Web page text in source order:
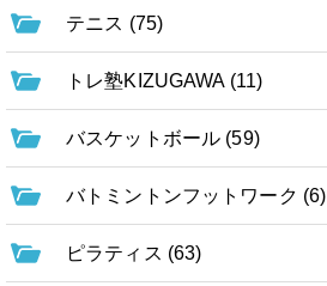
テニス (75)
トレ塾KIZUGAWA (11)
バスケットボール (59)
バトミントンフットワーク (6)
ピラティス (63)